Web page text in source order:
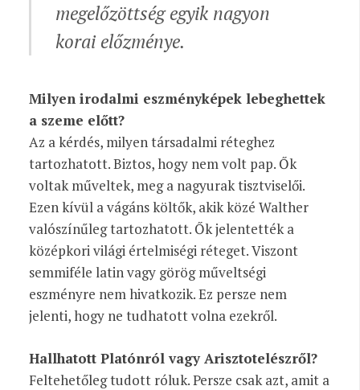
megelőzöttség egyik nagyon
korai előzménye.
Milyen irodalmi eszményképek lebeghettek
a szeme előtt?
Az a kérdés, milyen társadalmi réteghez
tartozhatott. Biztos, hogy nem volt pap. Ők
voltak műveltek, meg a nagyurak tisztviselői.
Ezen kívül a vágáns költők, akik közé Walther
valószínűleg tartozhatott. Ők jelentették a
középkori világi értelmiségi réteget. Viszont
semmiféle latin vagy görög műveltségi
eszményre nem hivatkozik. Ez persze nem
jelenti, hogy ne tudhatott volna ezekről.
Hallhatott Platónról vagy Arisztotelészről?
Feltehetőleg tudott róluk. Persze csak azt, amit a